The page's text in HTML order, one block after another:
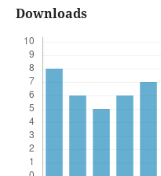
Downloads